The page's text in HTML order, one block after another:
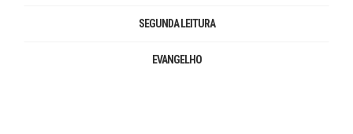
SEGUNDA LEITURA
EVANGELHO